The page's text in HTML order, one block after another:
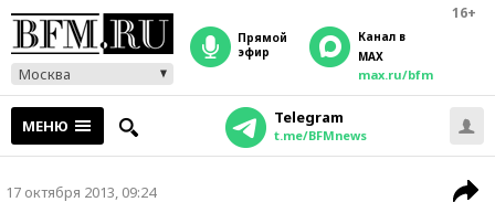
16+
Москва
прямой
эфир
Канал в
MAX
max.ru/bfm
МЕНЮ Telegram
t.me/BFMnews
17 октября 2013, 09:24